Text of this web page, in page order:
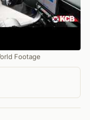
Footage